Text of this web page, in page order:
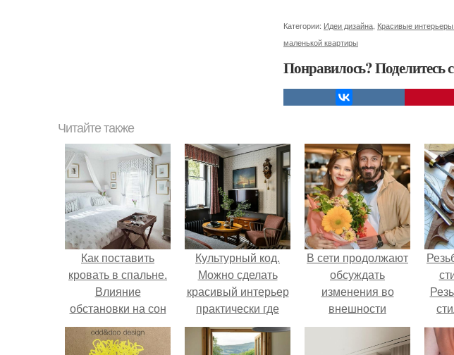
Категории: Идеи дизайна Красивые
маленькой квартиры
Понравилось? Поделитесь
Читайте также
Как поставить
кровать в спальне.
Влияние
обстановки на сон
Культурный код.
Можно сделать
красивый интерьер
практически где
угодно.
В сети продолжают
обсуждать
изменения во
внешности
актрисы.